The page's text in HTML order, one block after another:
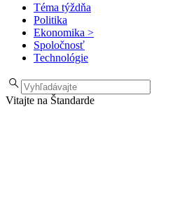
Téma týždňa
Politika
Ekonomika >
Spoločnosť
Technológie
Vitajte na Štandarde